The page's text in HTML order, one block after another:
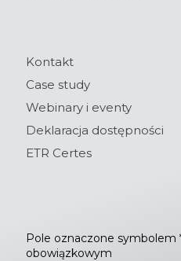
Kontakt
Case study
Webinary i eventy
Deklaracja dostępności
ETR Certes
Pole oznaczone symbolem
obowiązkowym